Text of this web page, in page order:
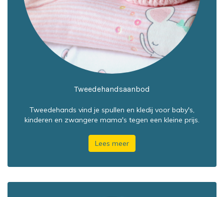
Tweedehandsaanbod
Tweedehands vind je spullen en kledij voor baby's,
kinderen en zwangere mama's tegen een kleine prijs.
Lees meer